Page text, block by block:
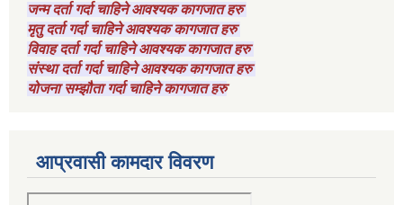
जन्म दर्ता गर्दा चाहिने आवश्यक कागजात हरु
मृतु दर्ता गर्दा चाहिने आवश्यक कागजात हरु
विवाह दर्ता गर्दा चाहिने आवश्यक कागजात हरु
संस्था दर्ता गर्दा चाहिने आवश्यक कागजात हरु
योजना सम्झौता गर्दा चाहिने कागजात हरु
आप्रवासी कामदार विवरण